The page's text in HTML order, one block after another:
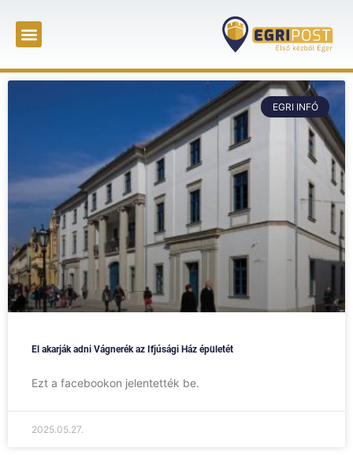
EGRI INFÓ
El akarják adni Vágnerék az Ifjúsági Ház épületét
Ezt a facebookon jelentették be.
2025.05.27.